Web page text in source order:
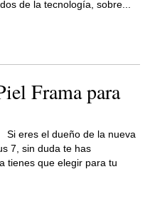
de la tecnología, sobre...
Frama para
Si eres el dueño de la nueva
7, sin duda te has
tienes que elegir para tu